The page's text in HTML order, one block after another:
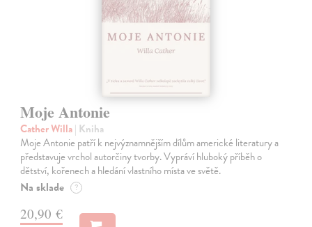
Moje Antonie
Cather Willa| Kniha
Moje Antonie patří k nejvýznamnějším dílům americké literatury a
představuje vrchol autorčiny tvorby. Vypráví hluboký příběh o
dětství, kořenech a hledání vlastního místa ve světě.
Na sklade ?
20,90 €